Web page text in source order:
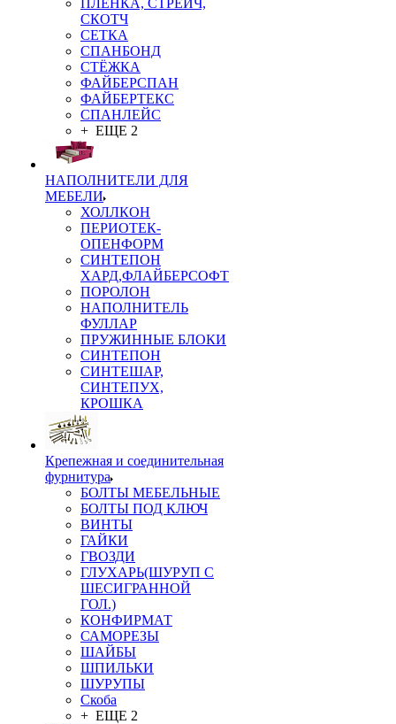
ПЛЁНКА, СТРЕЙЧ,
СКОТЧ
СЕТКА
СПАНБОНД
СТЁЖКА
ФАЙБЕРСПАН
ФАЙБЕРТЕКС
СПАНЛЕЙС
+ ЕЩЕ 2
НАПОЛНИТЕЛИ ДЛЯ
МЕБЕЛИ
ХОЛЛКОН
ПЕРИОТЕК-
ОПЕНФОРМ
СИНТЕПОН
ХАРД,ФЛАЙБЕРСОФТ
ПОРОЛОН
НАПОЛНИТЕЛЬ
ФУЛЛАР
ПРУЖИННЫЕ БЛОКИ
СИНТЕПОН
СИНТЕШАР,
СИНТЕПУХ,
КРОШКА
Крепежная и соединительная
фурнитура
БОЛТЫ МЕБЕЛЬНЫЕ
БОЛТЫ ПОД КЛЮЧ
ВИНТЫ
ГАЙКИ
ГВОЗДИ
ГЛУХАРЬ(ШУРУП С
ШЕСИГРАННОЙ
ГОЛ.)
КОНФИРМАТ
САМОРЕЗЫ
ШАЙБЫ
ШПИЛЬКИ
ШУРУПЫ
Скоба
+ ЕЩЕ 2